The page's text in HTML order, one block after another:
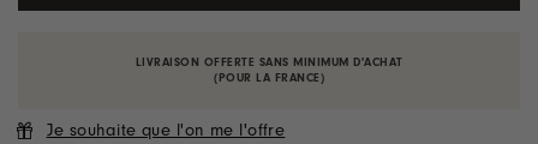
LIVRAISON OFFERTE SANS MINIMUM D'ACHAT
(POUR LA FRANCE)
Je souhaite que l'on me l'offre